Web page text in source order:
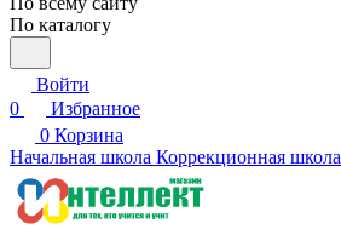
По каталогу
Войти
0
Избранное
0 Корзина
Начальная школа Коррекционная школа